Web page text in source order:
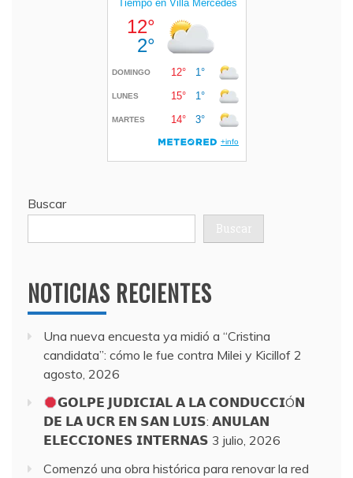
Buscar
Buscar
NOTICIAS RECIENTES
Una nueva encuesta ya midió a “Cristina
candidata”: cómo le fue contra Milei y Kicillof 2
agosto, 2026
𝗚𝗢𝗟𝗣𝗘 𝗝𝗨𝗗𝗜𝗖𝗜𝗔𝗟 𝗔 𝗟𝗔 𝗖𝗢𝗡𝗗𝗨𝗖𝗖𝗜Ó𝗡
𝗗𝗘 𝗟𝗔 𝗨𝗖𝗥 𝗘𝗡 𝗦𝗔𝗡 𝗟𝗨𝗜𝗦: 𝗔𝗡𝗨𝗟𝗔𝗡
𝗘𝗟𝗘𝗖𝗖𝗜𝗢𝗡𝗘𝗦 𝗜𝗡𝗧𝗘𝗥𝗡𝗔𝗦 3 julio, 2026
Comenzó una obra histórica para renovar la red